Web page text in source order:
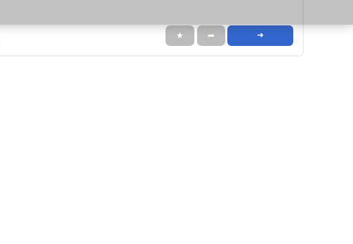
★ ➦ ➜